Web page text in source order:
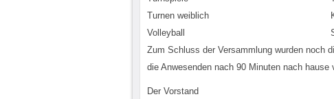
Turnen weiblich
Volleyball
Zum Schluss der Versammlung wurden noch
die Anwesenden nach 90 Minuten nach hause
Der Vorstand